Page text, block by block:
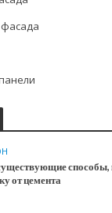
способы,
от цемента